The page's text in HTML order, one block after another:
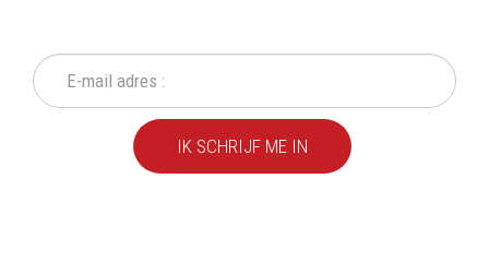
IK SCHRIJF ME IN